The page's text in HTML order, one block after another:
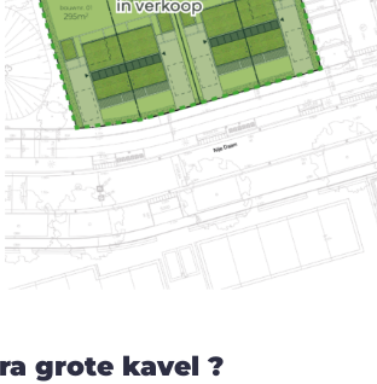
grote kavel ?